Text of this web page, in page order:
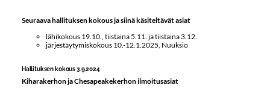
Seuraava hallituksen kokous ja siinä käsiteltävät asiat
lähikokous 19.10., tiistaina 5.11. ja tiistaina 3.12.
järjestäytymiskokous 10.-12.1.2025, Nuuksio
Hallituksen kokous 3.9.2024
Kiharakerhon ja Chesapeakekerhon ilmoitusasiat